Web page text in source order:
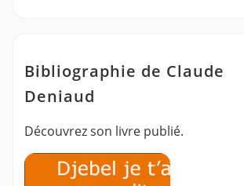
Bibliographie de Claude
Deniaud
Découvrez son livre publié.